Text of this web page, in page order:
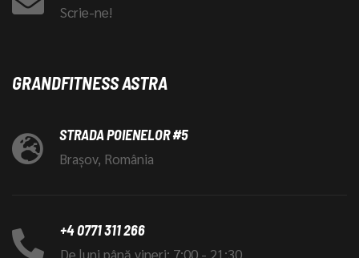
Scrie-ne!
GRANDFITNESS ASTRA
STRADA POIENELOR #5
Brașov, România
+4 0771 311 266
De luni până vineri: 7:00 - 21:30